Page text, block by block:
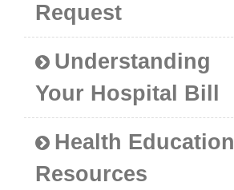
Request
Understanding
Your Hospital Bill
Health Education
Resources